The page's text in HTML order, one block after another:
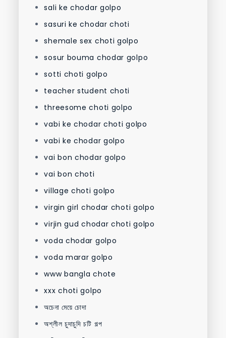
sali ke chodar golpo
sasuri ke chodar choti
shemale sex choti golpo
sosur bouma chodar golpo
sotti choti golpo
teacher student choti
threesome choti golpo
vabi ke chodar choti golpo
vabi ke chodar golpo
vai bon chodar golpo
vai bon choti
village choti golpo
virgin girl chodar choti golpo
virjin gud chodar choti golpo
voda chodar golpo
voda marar golpo
www bangla chote
xxx choti golpo
অচেনা মেয়ে চোদা
অশ্লীল চুদাচুদি চটি গল্প